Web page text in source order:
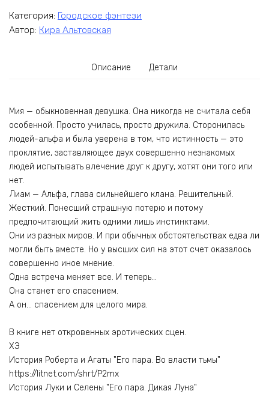
Категория: Городское фэнтези
Автор: Кира Альтовская
Описание Детали
Мия — обыкновенная девушка. Она никогда не считала себя
особенной. Просто училась, просто дружила. Сторонилась
людей-альфа и была уверена в том, что истинность — это
проклятие, заставляющее двух совершенно незнакомых
людей испытывать влечение друг к другу, хотят они того или
нет.
Лиам — Альфа, глава сильнейшего клана. Решительный.
Жесткий. Понесший страшную потерю и потому
предпочитающий жить одними лишь инстинктами.
Они из разных миров. И при обычных обстоятельствах едва ли
могли быть вместе. Но у высших сил на этот счет оказалось
совершенно иное мнение.
Одна встреча меняет все. И теперь…
Она станет его спасением.
А он… спасением для целого мира.
В книге нет откровенных эротических сцен.
ХЭ
История Роберта и Агаты "Его пара. Во власти тьмы"
https://litnet.com/shrt/P2mx
История Луки и Селены "Его пара. Дикая Луна"